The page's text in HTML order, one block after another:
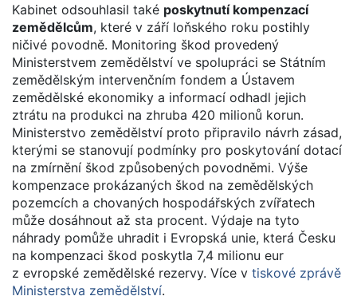
Kabinet odsouhlasil také poskytnutí kompenzací
zemědělcům, které v září loňského roku postihly
ničivé povodně. Monitoring škod provedený
Ministerstvem zemědělství ve spolupráci se Státním
zemědělským intervenčním fondem a Ústavem
zemědělské ekonomiky a informací odhadl jejich
ztrátu na produkci na zhruba 420 milionů korun.
Ministerstvo zemědělství proto připravilo návrh zásad,
kterými se stanovují podmínky pro poskytování dotací
na zmírnění škod způsobených povodněmi. Výše
kompenzace prokázaných škod na zemědělských
pozemcích a chovaných hospodářských zvířatech
může dosáhnout až sta procent. Výdaje na tyto
náhrady pomůže uhradit i Evropská unie, která Česku
na kompenzaci škod poskytla 7,4 milionu eur
z evropské zemědělské rezervy. Více v tiskové zprávě
Ministerstva zemědělství.